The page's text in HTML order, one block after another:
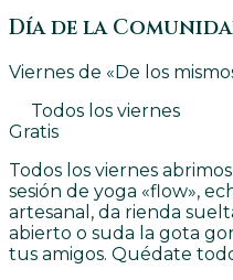
Día de la
Viernes de «De los
Todos los viernes
Gratis
Todos los viernes
sesión de yoga «flow»,
artesanal, da rienda
abierto o suda la gota
tus amigos. Quédate